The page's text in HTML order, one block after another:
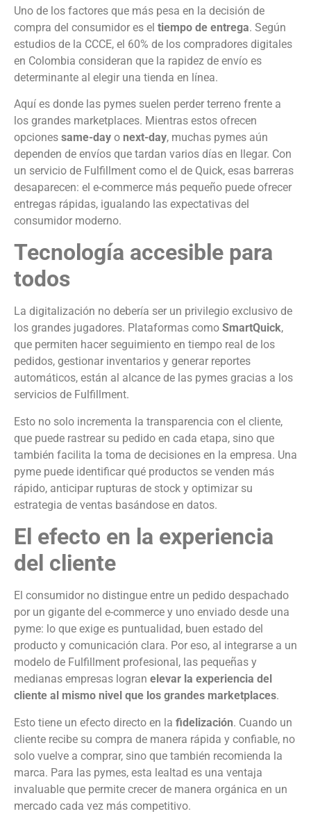
Uno de los factores que más pesa en la decisión de
compra del consumidor es el tiempo de entrega. Según
estudios de la CCCE, el 60% de los compradores digitales
en Colombia consideran que la rapidez de envío es
determinante al elegir una tienda en línea.
Aquí es donde las pymes suelen perder terreno frente a
los grandes marketplaces. Mientras estos ofrecen
opciones same-day o next-day, muchas pymes aún
dependen de envíos que tardan varios días en llegar. Con
un servicio de Fulfillment como el de Quick, esas barreras
desaparecen: el e-commerce más pequeño puede ofrecer
entregas rápidas, igualando las expectativas del
consumidor moderno.
Tecnología accesible para
todos
La digitalización no debería ser un privilegio exclusivo de
los grandes jugadores. Plataformas como SmartQuick,
que permiten hacer seguimiento en tiempo real de los
pedidos, gestionar inventarios y generar reportes
automáticos, están al alcance de las pymes gracias a los
servicios de Fulfillment.
Esto no solo incrementa la transparencia con el cliente,
que puede rastrear su pedido en cada etapa, sino que
también facilita la toma de decisiones en la empresa. Una
pyme puede identificar qué productos se venden más
rápido, anticipar rupturas de stock y optimizar su
estrategia de ventas basándose en datos.
El efecto en la experiencia
del cliente
El consumidor no distingue entre un pedido despachado
por un gigante del e-commerce y uno enviado desde una
pyme: lo que exige es puntualidad, buen estado del
producto y comunicación clara. Por eso, al integrarse a un
modelo de Fulfillment profesional, las pequeñas y
medianas empresas logran elevar la experiencia del
cliente al mismo nivel que los grandes marketplaces.
Esto tiene un efecto directo en la fidelización. Cuando un
cliente recibe su compra de manera rápida y confiable, no
solo vuelve a comprar, sino que también recomienda la
marca. Para las pymes, esta lealtad es una ventaja
invaluable que permite crecer de manera orgánica en un
mercado cada vez más competitivo.